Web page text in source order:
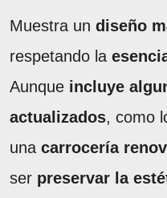
Muestra un diseño
respetando la
Aunque incluye
actualizados, como
una carrocería
ser preservar la